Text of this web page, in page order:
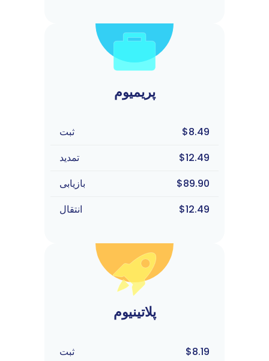
پریمیوم
$8.49
ثبت
$12.49
تمدید
$89.90
بازیابی
$12.49
انتقال
پلاتینیوم
$8.19
ثبت